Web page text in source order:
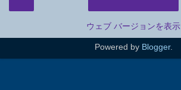
ウェブ バージョンを表示
Powered by Blogger.